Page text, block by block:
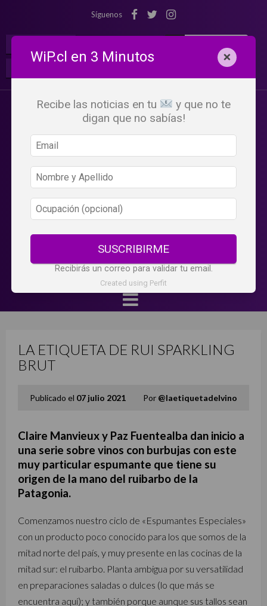
Síguenos
LA ETIQUETA DE RUI SPARKLING
BRUT
Publicado el 07 julio 2021 Por @laetiquetadelvino
Claire Manvieux y Paz Fuentealba dan inicio a
una serie sobre vinos con burbujas con este
muy particular espumante que tiene su
origen de la mano del ruibarbo de la
Patagonia.
Comenzamos nuestro ciclo de «Espumantes Especiales»
con un producto poco conocido para los que somos de la
mitad norte del país, y muy presente en las cocinas de la
mitad sur: el ruibarbo. Planta ambigua por su versatilidad
en preparaciones saladas o dulces (lo que más se
encuentra aquí); y también porque aunque sus tallos sean
WiP.cl en 3 Minutos ×
Recibe las noticias en tu
y que no te
digan que no sabías!
SUSCRIBIRME
Recibirás un correo para validar tu email.
Created using Perfit